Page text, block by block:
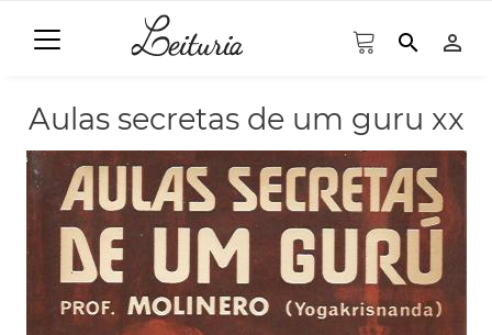
search person_outline
Aulas secretas de um guru xx